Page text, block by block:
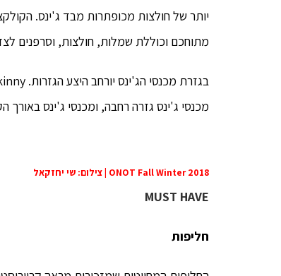
יותר של חולצות מכופתרות מבד ג'ינס.
מתוחכם וכוללת שמלות, חולצות, וסרפנים
מכנסי ג'ינס גזרה רחבה, ומכנסי ג'ינס באורך
ONOT Fall Winter 2018 | צילום: שי יחזקאל
MUST HAVE
חליפות